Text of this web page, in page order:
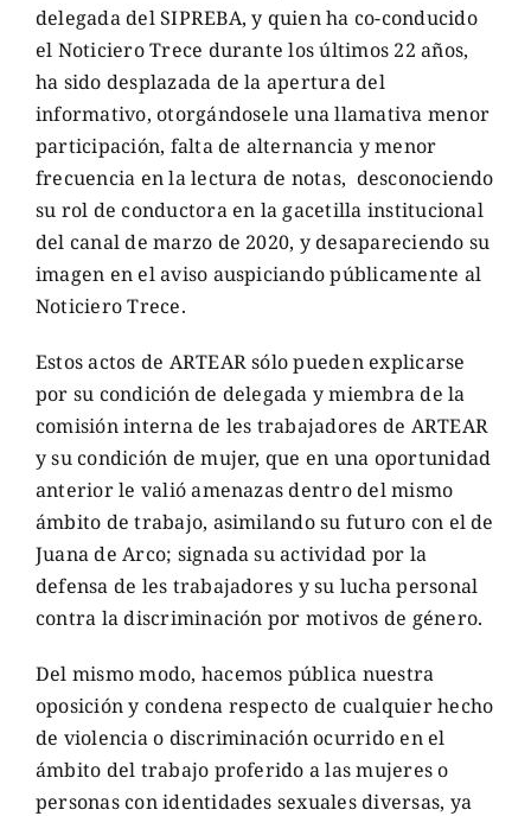
delegada del SIPREBA, y quien ha co-conducido
el Noticiero Trece durante los últimos 22 años,
ha sido desplazada de la apertura del
informativo, otorgándosele una llamativa menor
participación, falta de alternancia y menor
frecuencia en la lectura de notas, desconociendo
su rol de conductora en la gacetilla institucional
del canal de marzo de 2020, y desapareciendo su
imagen en el aviso auspiciando públicamente al
Noticiero Trece.
Estos actos de ARTEAR sólo pueden explicarse
por su condición de delegada y miembra de la
comisión interna de les trabajadores de ARTEAR
y su condición de mujer, que en una oportunidad
anterior le valió amenazas dentro del mismo
ámbito de trabajo, asimilando su futuro con el de
Juana de Arco; signada su actividad por la
defensa de les trabajadores y su lucha personal
contra la discriminación por motivos de género.
Del mismo modo, hacemos pública nuestra
oposición y condena respecto de cualquier hecho
de violencia o discriminación ocurrido en el
ámbito del trabajo proferido a las mujeres o
personas con identidades sexuales diversas, ya